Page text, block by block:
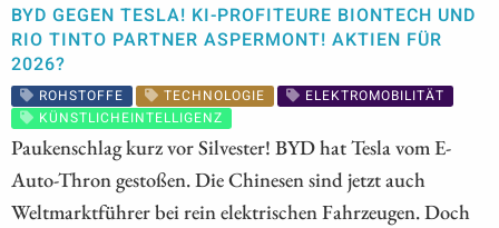
BYD GEGEN TESLA! KI-PROFITEURE BIONTECH UND
RIO TINTO PARTNER ASPERMONT! AKTIEN FÜR
2026?
ROHSTOFFE TECHNOLOGIE
ELEKTROMOBILITÄT
KÜNSTLICHEINTELLIGENZ
Paukenschlag kurz vor Silvester! BYD hat Tesla vom E-
Auto-Thron gestoßen. Die Chinesen sind jetzt auch
Weltmarktführer bei rein elektrischen Fahrzeugen. Doch